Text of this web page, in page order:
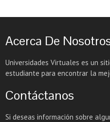
Acerca De
Universidades Virtuales es un
estudiante para encontrar la
Contáctanos
Si deseas información sobre